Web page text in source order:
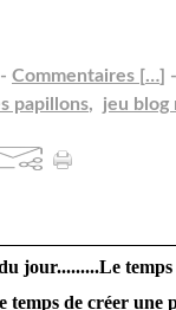
Commentaires […]
papillons, jeu blog
jour.........Le